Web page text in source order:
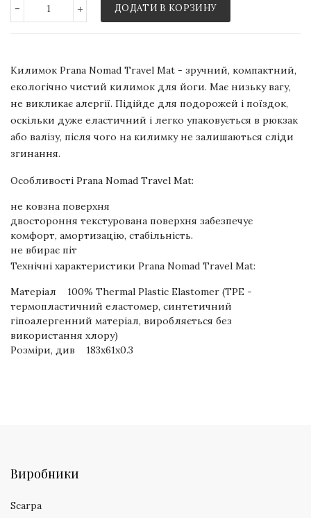
- + ДОДАТИ В КОРЗИНУ
Килимок Prana Nomad Travel Mat - зручний, компактний,
екологічно чистий килимок для йоги. Має низьку вагу,
не викликає алергії. Підійде для подорожей і поїздок,
оскільки дуже еластичний і легко упаковується в рюкзак
або валізу, після чого на килимку не залишаються сліди
згинання.
Особливості Prana Nomad Travel Mat:
не ковзна поверхня
двостороння текстурована поверхня забезпечує
комфорт, амортизацію, стабільність.
не вбирає піт
Технічні характеристики Prana Nomad Travel Mat:
Матеріал 100% Thermal Plastic Elastomer (TPE -
термопластичний еластомер, синтетичний
гіпоалергенний матеріал, виробляється без
використання хлору)
Розміри, див 183х61х0.3
Виробники
Scarpa